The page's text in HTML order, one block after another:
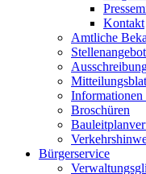
Kontakt
Amtliche
Broschüren
Bürgerservice